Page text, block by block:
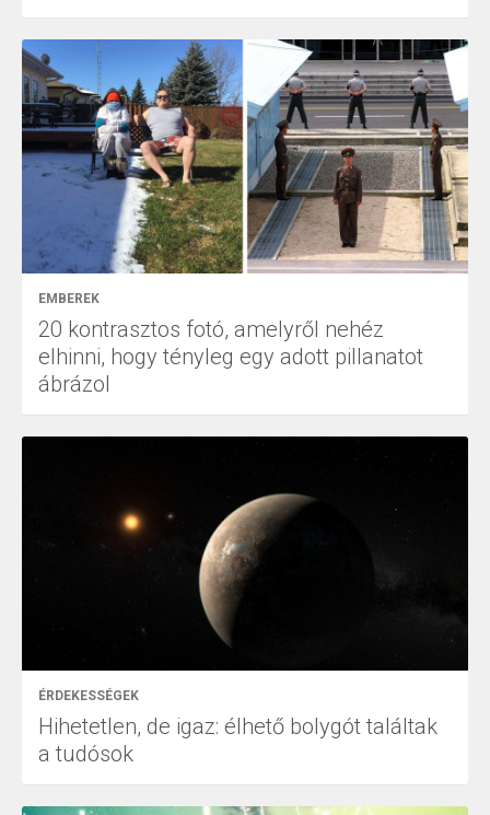
EMBEREK
20 kontrasztos fotó, amelyről nehéz
elhinni, hogy tényleg egy adott pillanatot
ábrázol
ÉRDEKESSÉGEK
Hihetetlen, de igaz: élhető bolygót találtak
a tudósok